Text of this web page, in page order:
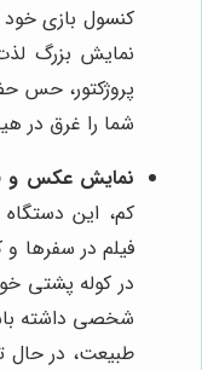
کنسول بازی
نمایش بزرگ
پروژکتور، حس
شما را غرق در
نمایش عکس و
کم، این
فیلم در سفرها
در کوله پشتی
شخصی داشته
طبیعت، در حال